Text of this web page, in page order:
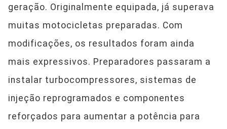
geração. Originalmente equipada, já superava
muitas motocicletas preparadas. Com
modificações, os resultados foram ainda
mais expressivos. Preparadores passaram a
instalar turbocompressores, sistemas de
injeção reprogramados e componentes
reforçados para aumentar a potência para